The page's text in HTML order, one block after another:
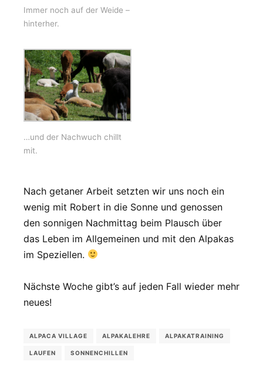
Immer noch auf der Weide –
hinterher.
…und der Nachwuch chillt
mit.
Nach getaner Arbeit setzten wir uns noch ein
wenig mit Robert in die Sonne und genossen
den sonnigen Nachmittag beim Plausch über
das Leben im Allgemeinen und mit den Alpakas
im Speziellen.
Nächste Woche gibt’s auf jeden Fall wieder mehr
neues!
ALPACA VILLAGE ALPAKALEHRE ALPAKATRAINING
LAUFEN SONNENCHILLEN